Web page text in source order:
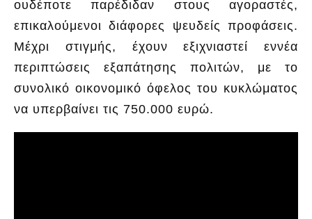
ουδέποτε παρέδιδαν στους αγοραστές,
επικαλούμενοι διάφορες ψευδείς προφάσεις.
Μέχρι στιγμής, έχουν εξιχνιαστεί εννέα
περιπτώσεις εξαπάτησης πολιτών, με το
συνολικό οικονομικό όφελος του κυκλώματος
να υπερβαίνει τις 750.000 ευρώ.